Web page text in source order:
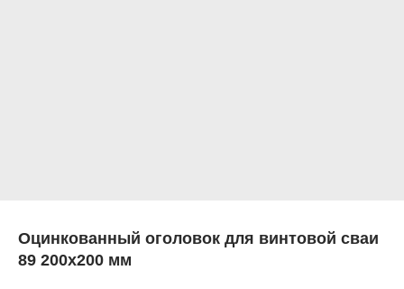
Оцинкованный оголовок для винтовой сваи
89 200х200 мм